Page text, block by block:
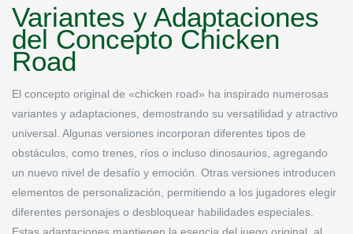
Variantes y Adaptaciones
del Concepto Chicken
Road
El concepto original de «chicken road» ha inspirado numerosas
variantes y adaptaciones, demostrando su versatilidad y atractivo
universal. Algunas versiones incorporan diferentes tipos de
obstáculos, como trenes, ríos o incluso dinosaurios, agregando
un nuevo nivel de desafío y emoción. Otras versiones introducen
elementos de personalización, permitiendo a los jugadores elegir
diferentes personajes o desbloquear habilidades especiales.
Estas adaptaciones mantienen la esencia del juego original, al